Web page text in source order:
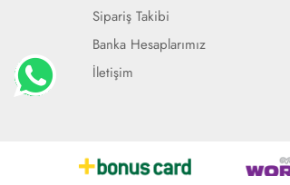
Sipariş Takibi
Banka Hesaplarımız
İletişim